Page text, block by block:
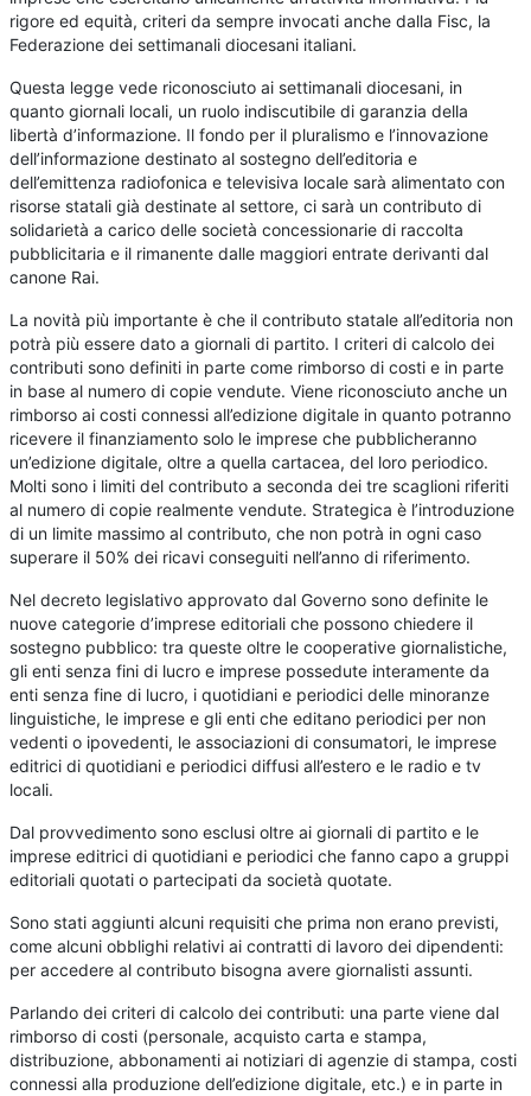
rigore ed equità, criteri da sempre invocati anche dalla Fisc, la
Federazione dei settimanali diocesani italiani.
Questa legge vede riconosciuto ai settimanali diocesani, in
quanto giornali locali, un ruolo indiscutibile di garanzia della
libertà d’informazione. Il fondo per il pluralismo e l’innovazione
dell’informazione destinato al sostegno dell’editoria e
dell’emittenza radiofonica e televisiva locale sarà alimentato con
risorse statali già destinate al settore, ci sarà un contributo di
solidarietà a carico delle società concessionarie di raccolta
pubblicitaria e il rimanente dalle maggiori entrate derivanti dal
canone Rai.
La novità più importante è che il contributo statale all’editoria non
potrà più essere dato a giornali di partito. I criteri di calcolo dei
contributi sono definiti in parte come rimborso di costi e in parte
in base al numero di copie vendute. Viene riconosciuto anche un
rimborso ai costi connessi all’edizione digitale in quanto potranno
ricevere il finanziamento solo le imprese che pubblicheranno
un’edizione digitale, oltre a quella cartacea, del loro periodico.
Molti sono i limiti del contributo a seconda dei tre scaglioni riferiti
al numero di copie realmente vendute. Strategica è l’introduzione
di un limite massimo al contributo, che non potrà in ogni caso
superare il 50% dei ricavi conseguiti nell’anno di riferimento.
Nel decreto legislativo approvato dal Governo sono definite le
nuove categorie d’imprese editoriali che possono chiedere il
sostegno pubblico: tra queste oltre le cooperative giornalistiche,
gli enti senza fini di lucro e imprese possedute interamente da
enti senza fine di lucro, i quotidiani e periodici delle minoranze
linguistiche, le imprese e gli enti che editano periodici per non
vedenti o ipovedenti, le associazioni di consumatori, le imprese
editrici di quotidiani e periodici diffusi all’estero e le radio e tv
locali.
Dal provvedimento sono esclusi oltre ai giornali di partito e le
imprese editrici di quotidiani e periodici che fanno capo a gruppi
editoriali quotati o partecipati da società quotate.
Sono stati aggiunti alcuni requisiti che prima non erano previsti,
come alcuni obblighi relativi ai contratti di lavoro dei dipendenti:
per accedere al contributo bisogna avere giornalisti assunti.
Parlando dei criteri di calcolo dei contributi: una parte viene dal
rimborso di costi (personale, acquisto carta e stampa,
distribuzione, abbonamenti ai notiziari di agenzie di stampa, costi
connessi alla produzione dell’edizione digitale, etc.) e in parte in